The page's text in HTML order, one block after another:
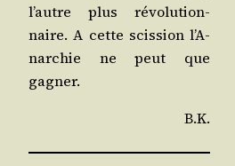
l’autre plus révo­lu­tion­
naire. A cette scis­sion l’A­
nar­chie ne peut que
gagner.
B.K.